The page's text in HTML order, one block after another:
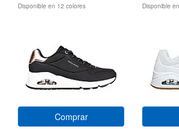
Disponible en 12 colores Disponible
Comprar